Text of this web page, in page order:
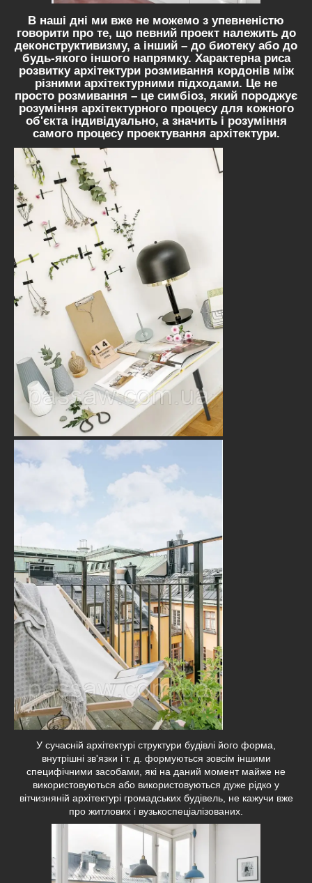
В наші дні ми вже не можемо з упевненістю
говорити про те, що певний проект належить до
деконструктивизму, а інший – до биотеку або до
будь-якого іншого напрямку. Характерна риса
розвитку архітектури розмивання кордонів між
різними архітектурними підходами. Це не
просто розмивання – це симбіоз, який породжує
розуміння архітектурного процесу для кожного
об'єкта індивідуально, а значить і розуміння
самого процесу проектування архітектури.
У сучасній архітектурі структури будівлі його форма,
внутрішні зв'язки і т. д. формуються зовсім іншими
специфічними засобами, які на даний момент майже не
використовуються або використовуються дуже рідко у
вітчизняній архітектурі громадських будівель, не кажучи вже
про житлових і вузькоспеціалізованих.